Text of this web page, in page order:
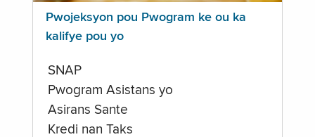
Pwojeksyon pou Pwogram ke ou ka
kalifye pou yo
SNAP
Pwogram Asistans yo
Asirans Sante
Kredi nan Taks